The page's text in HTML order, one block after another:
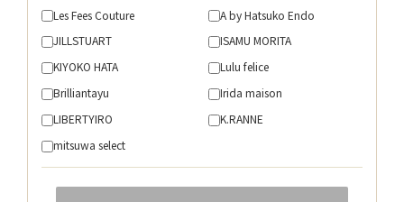
Les Fees Couture
A by Hatsuko Endo
JILLSTUART
ISAMU MORITA
KIYOKO HATA
Lulu felice
Brilliantayu
Irida maison
LIBERTYIRO
K.RANNE
mitsuwa select